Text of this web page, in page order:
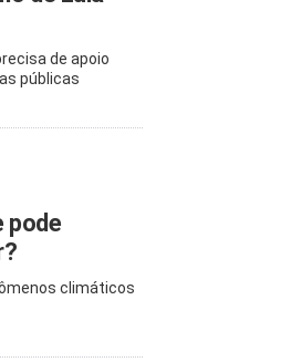
de apoio
públicas
pode
climáticos